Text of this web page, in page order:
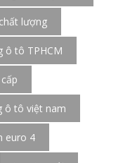
lượng
ô tô TPHCM
ô tô việt nam
euro 4